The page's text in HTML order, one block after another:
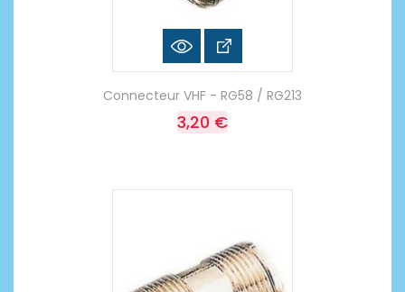
Connecteur VHF - RG58 / RG213
3,20 €